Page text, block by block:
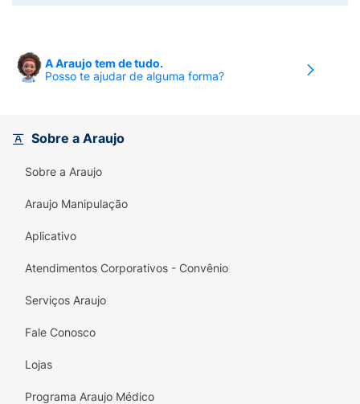
de "pele saudável". Se você busca um visual
beleza com um acabamento luminoso de alta
durabilidade.
Efeito Glass Skin:
que reflete saúde e frescor.
Cobertura Média Construível:
confortável na pele.
Longa Duração:
Especialmente para quem ama um visual
radiante e hidratado.
A Araujo tem de tudo.
Posso te ajudar de alguma forma?
Sobre a Araujo
Sobre a Araujo
Araujo Manipulação
Aplicativo
Atendimentos Corporativos - Convênio
Serviços Araujo
Fale Conosco
Lojas
Programa Araujo Médico